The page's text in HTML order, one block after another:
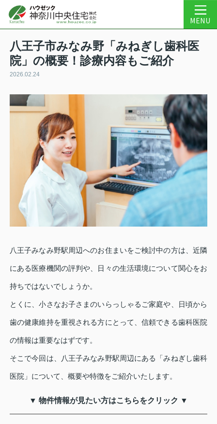
MENU
八王子市みなみ野「みねぎし歯科医
院」の概要！診療内容もご紹介
2026.02.24
八王子みなみ野駅周辺へのお住まいをご検討中の方は、近隣
にある医療機関の評判や、日々の生活環境について関心をお
持ちではないでしょうか。
とくに、小さなお子さまのいらっしゃるご家庭や、日頃から
歯の健康維持を重視される方にとって、信頼できる歯科医院
の情報は重要なはずです。
そこで今回は、八王子みなみ野駅周辺にある「みねぎし歯科
医院」について、概要や特徴をご紹介いたします。
▼ 物件情報が見たい方はこちらをクリック ▼